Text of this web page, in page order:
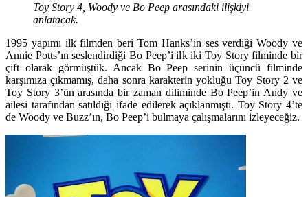
Toy Story 4, Woody ve Bo Peep arasındaki ilişkiyi
anlatacak.
1995 yapımı ilk filmden beri Tom Hanks’in ses verdiği Woody ve
Annie Potts’ın seslendirdiği Bo Peep’i ilk iki Toy Story filminde bir
çift olarak görmüştük. Ancak Bo Peep serinin üçüncü filminde
karşımıza çıkmamış, daha sonra karakterin yokluğu Toy Story 2 ve
Toy Story 3’ün arasında bir zaman diliminde Bo Peep’in Andy ve
ailesi tarafından satıldığı ifade edilerek açıklanmıştı. Toy Story 4’te
de Woody ve Buzz’ın, Bo Peep’i bulmaya çalışmalarını izleyeceğiz.